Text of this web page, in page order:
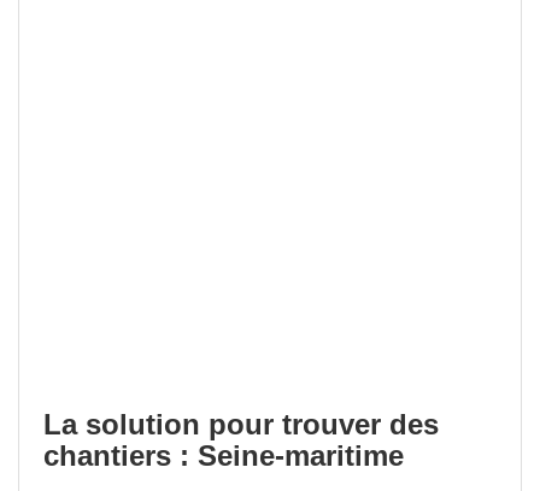
La solution pour trouver des
chantiers : Seine-maritime